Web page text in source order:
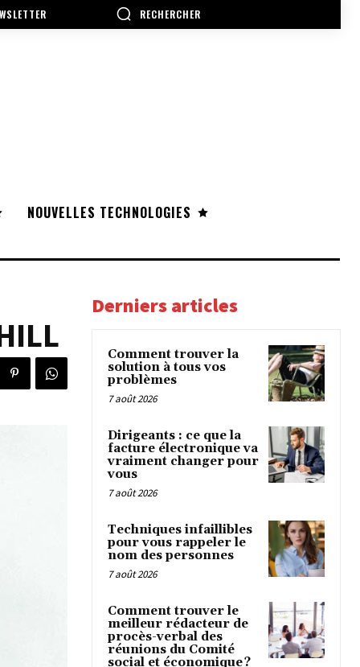
RECHERCHER
NOUVELLES TECHNOLOGIES
Derniers articles
Comment trouver la
solution à tous vos
problèmes
7 août 2026
Dirigeants : ce que la
facture électronique va
vraiment changer pour
vous
7 août 2026
Techniques infaillibles
pour vous rappeler le
nom des personnes
7 août 2026
Comment trouver le
meilleur rédacteur de
procès-verbal des
réunions du Comité
social et économique ?